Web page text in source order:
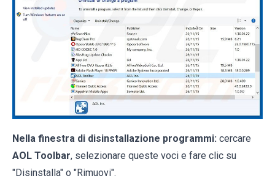
Nella finestra di disinstallazione programmi: cercare
AOL Toolbar, selezionare queste voci e fare clic su
"Disinstalla" o "Rimuovi".